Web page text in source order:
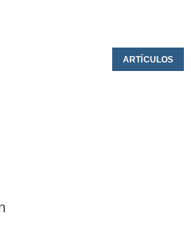
ARTÍCULOS